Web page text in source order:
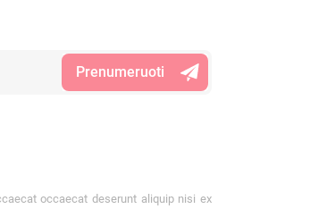
occaecat deserunt aliquip nisi ex